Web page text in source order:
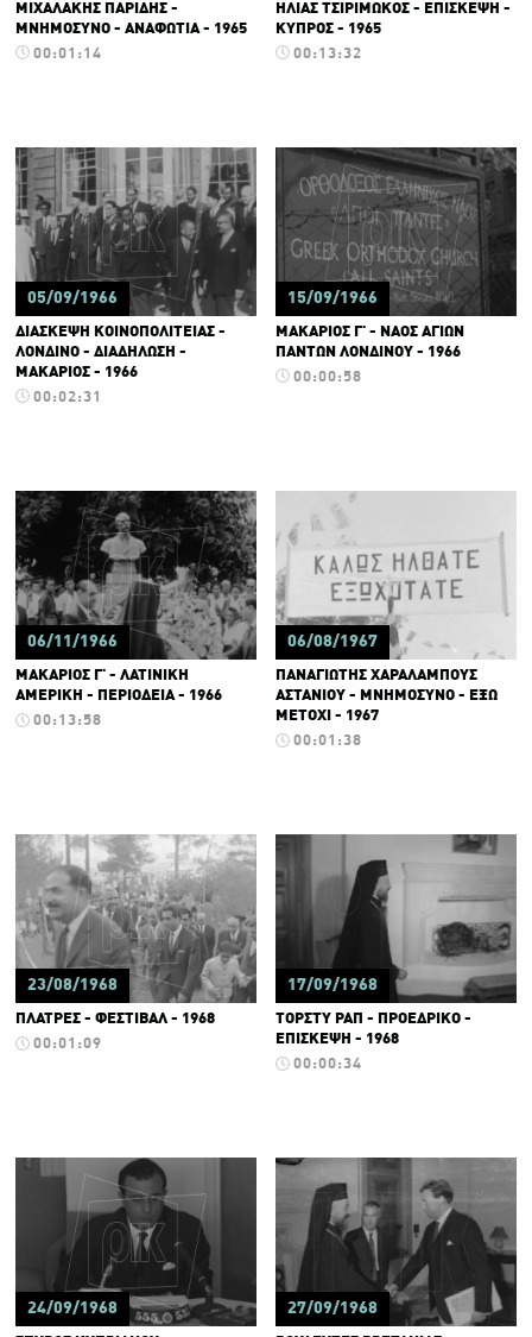
ΜΙΧΑΛΑΚΗΣ ΠΑΡΙΔΗΣ -
ΜΝΗΜΟΣΥΝΟ - ΑΝΑΦΩΤΙΑ - 1965
00:01:14
ΗΛΙΑΣ ΤΣΙΡΙΜΩΚΟΣ - ΕΠΙΣΚΕΨΗ -
ΚΥΠΡΟΣ - 1965
00:13:32
05/09/1966
ΔΙΑΣΚΕΨΗ ΚΟΙΝΟΠΟΛΙΤΕΙΑΣ -
ΛΟΝΔΙΝΟ - ΔΙΑΔΗΛΩΣΗ -
ΜΑΚΑΡΙΟΣ - 1966
00:02:31
15/09/1966
ΜΑΚΑΡΙΟΣ Γ' - ΝΑΟΣ ΑΓΙΩΝ
ΠΑΝΤΩΝ ΛΟΝΔΙΝΟΥ - 1966
00:00:58
06/11/1966
ΜΑΚΑΡΙΟΣ Γ' - ΛΑΤΙΝΙΚΗ
ΑΜΕΡΙΚΗ - ΠΕΡΙΟΔΕΙΑ - 1966
00:13:58
06/08/1967
ΠΑΝΑΓΙΩΤΗΣ ΧΑΡΑΛΑΜΠΟΥΣ
ΑΣΤΑΝΙΟΥ - ΜΝΗΜΟΣΥΝΟ - ΕΞΩ
ΜΕΤΟΧΙ - 1967
00:01:38
23/08/1968
ΠΛΑΤΡΕΣ - ΦΕΣΤΙΒΑΛ - 1968
00:01:09
17/09/1968
ΤΟΡΣΤΥ ΡΑΠ - ΠΡΟΕΔΡΙΚΟ -
ΕΠΙΣΚΕΨΗ - 1968
00:00:34
24/09/1968 27/09/1968